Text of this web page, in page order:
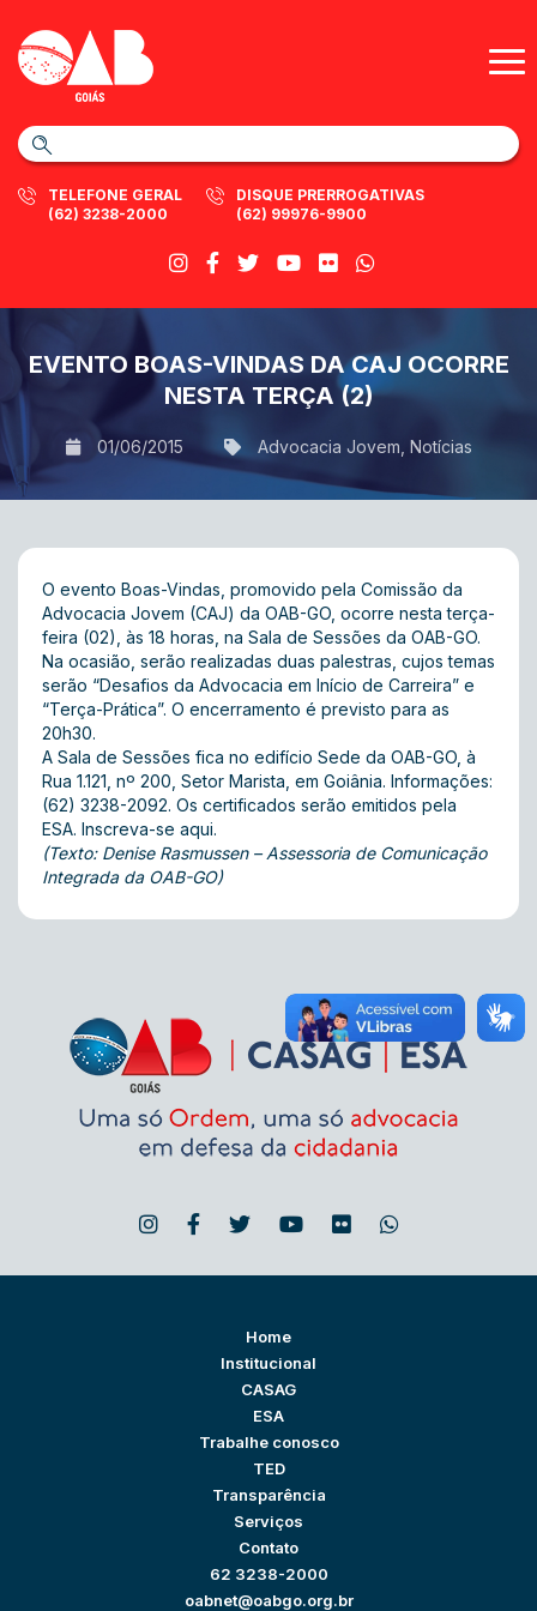
TELEFONE GERAL
(62) 3238-2000
DISQUE PRERROGATIVAS
(62) 99976-9900
EVENTO BOAS-VINDAS DA CAJ OCORRE
NESTA TERÇA (2)
01/06/2015 Advocacia Jovem Notícias
O evento Boas-Vindas, promovido pela Comissão da
Advocacia Jovem (CAJ) da OAB-GO, ocorre nesta terça-
feira (02), às 18 horas, na Sala de Sessões da OAB-GO.
Na ocasião, serão realizadas duas palestras, cujos temas
serão “Desafios da Advocacia em Início de Carreira” e
“Terça-Prática”. O encerramento é previsto para as
20h30.
A Sala de Sessões fica no edifício Sede da OAB-GO, à
Rua 1.121, nº 200, Setor Marista, em Goiânia. Informações:
(62) 3238-2092. Os certificados serão emitidos pela
ESA. Inscreva-se aqui.
(Texto: Denise Rasmussen – Assessoria de Comunicação
Integrada da OAB-GO)
Home
Institucional
CASAG
ESA
Trabalhe conosco
TED
Transparência
Serviços
Contato
62 3238-2000
oabnet@oabgo.org.br